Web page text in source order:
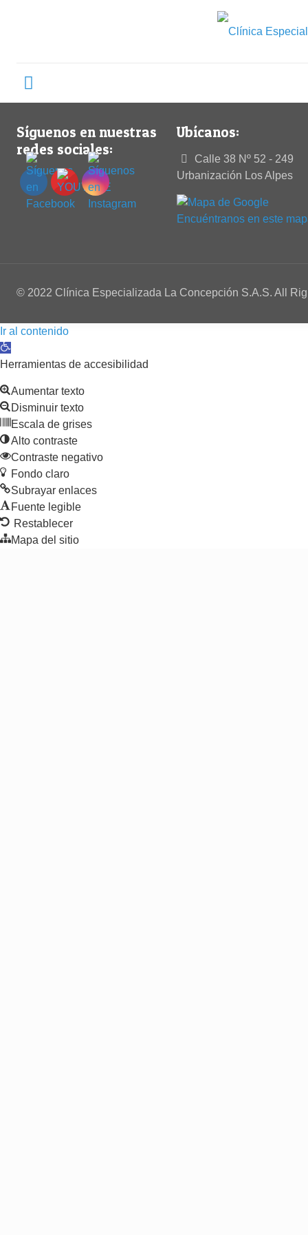
Síguenos en nuestras
redes sociales:
Ubícanos:
Calle 38 Nº 52 - 249
Urbanización Los Alpes
Encuéntranos en este
© 2022 Clínica Especializada La Concepción S.A.S. All
Ir al contenido
Abrir barra de herramientas
Herramientas de accesibilidad
Aumentar texto
Disminuir texto
Escala de grises
Alto contraste
Contraste negativo
Fondo claro
Subrayar enlaces
Fuente legible
Restablecer
Mapa del sitio